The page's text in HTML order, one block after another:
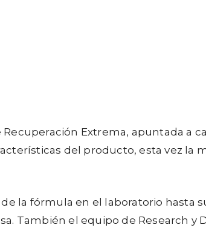
Recuperación Extrema, apuntada a
del producto, esta vez la
la fórmula en el laboratorio hasta
También el equipo de Research y